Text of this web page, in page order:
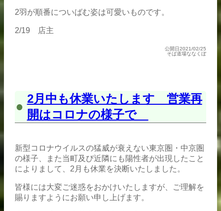
2羽が順番についばむ姿は可愛いものです。
2/19 店主
公開日2021/02/25
そば道場ななくぼ
2月中も休業いたします 営業再
開はコロナの様子で
新型コロナウイルスの猛威が衰えない東京圏・中京圏
の様子、また当町及び近隣にも陽性者が出現したこと
によりまして、2月も休業を決断いたしました。
皆様には大変ご迷惑をおかけいたしますが、ご理解を
賜りますようにお願い申し上げます。